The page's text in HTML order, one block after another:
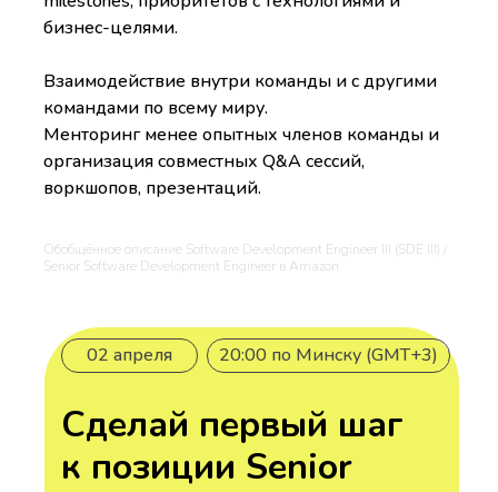
бизнес-целями.
Взаимодействие внутри команды и с другими
командами по всему миру.
Менторинг менее опытных членов команды и
организация совместных Q&A сессий,
воркшопов, презентаций.
Обобщённое описание Software Development Engineer III (SDE III) /
Senior Software Development Engineer в Amazon
Сделай первый шаг
к позиции Senior
02 апреля 20:00 по Минску (GMT+3)